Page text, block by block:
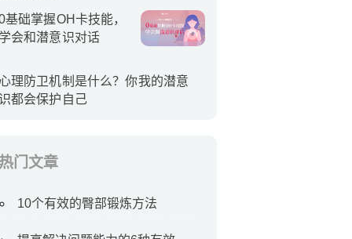
基础掌握OH卡技能，
会和潜意识对话
理防卫机制是什么？你我的潜意
都会保护自己
门文章
10个有效的臀部锻炼方法